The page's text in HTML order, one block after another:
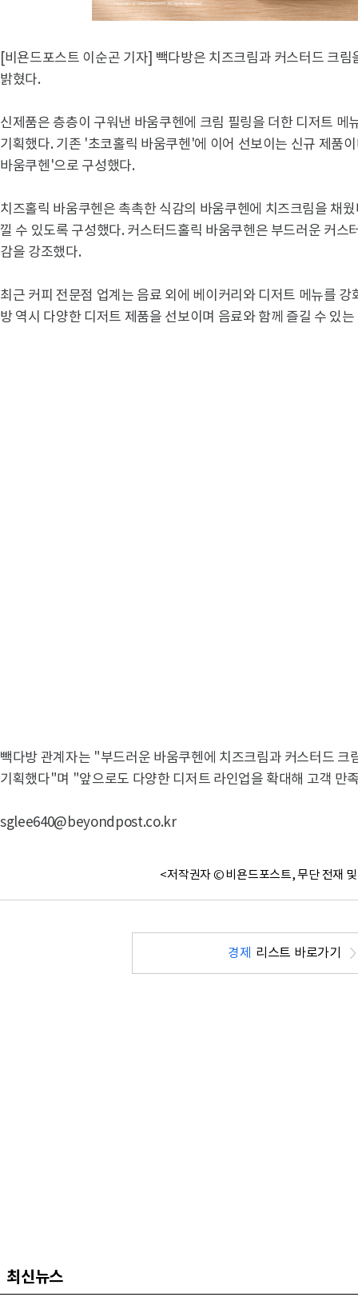
[비욘드포스트 이순곤 기자] 빽다방은 치즈크림과 커스터드 크
밝혔다.
신제품은 층층이 구워낸 바움쿠헨에 크림 필링을 더한 디저트 메
기획했다. 기존 '초코홀릭 바움쿠헨'에 이어 선보이는 신규 제품
바움쿠헨'으로 구성했다.
치즈홀릭 바움쿠헨은 촉촉한 식감의 바움쿠헨에 치즈크림을 채
낄 수 있도록 구성했다. 커스터드홀릭 바움쿠헨은 부드러운 커스
감을 강조했다.
최근 커피 전문점 업계는 음료 외에 베이커리와 디저트 메뉴를
방 역시 다양한 디저트 제품을 선보이며 음료와 함께 즐길 수 있
빽다방 관계자는 "부드러운 바움쿠헨에 치즈크림과 커스터드 크
기획했다"며 "앞으로도 다양한 디저트 라인업을 확대해 고객 만
sglee640@beyondpost.co.kr
<저작권자 © 비욘드포스트, 무단 전재
경제 리스트 바로가기
최신뉴스